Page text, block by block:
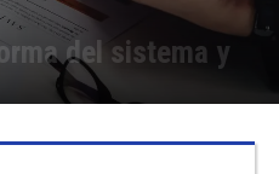
del sistema y